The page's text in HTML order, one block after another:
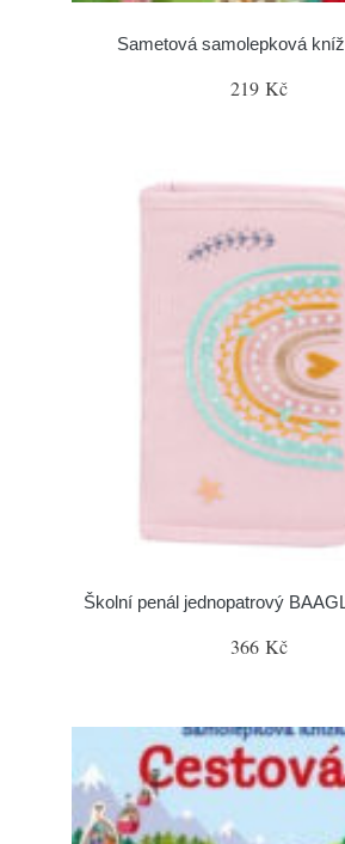
Sametová samolepková
219 Kč
Školní penál jednopatrový
366 Kč